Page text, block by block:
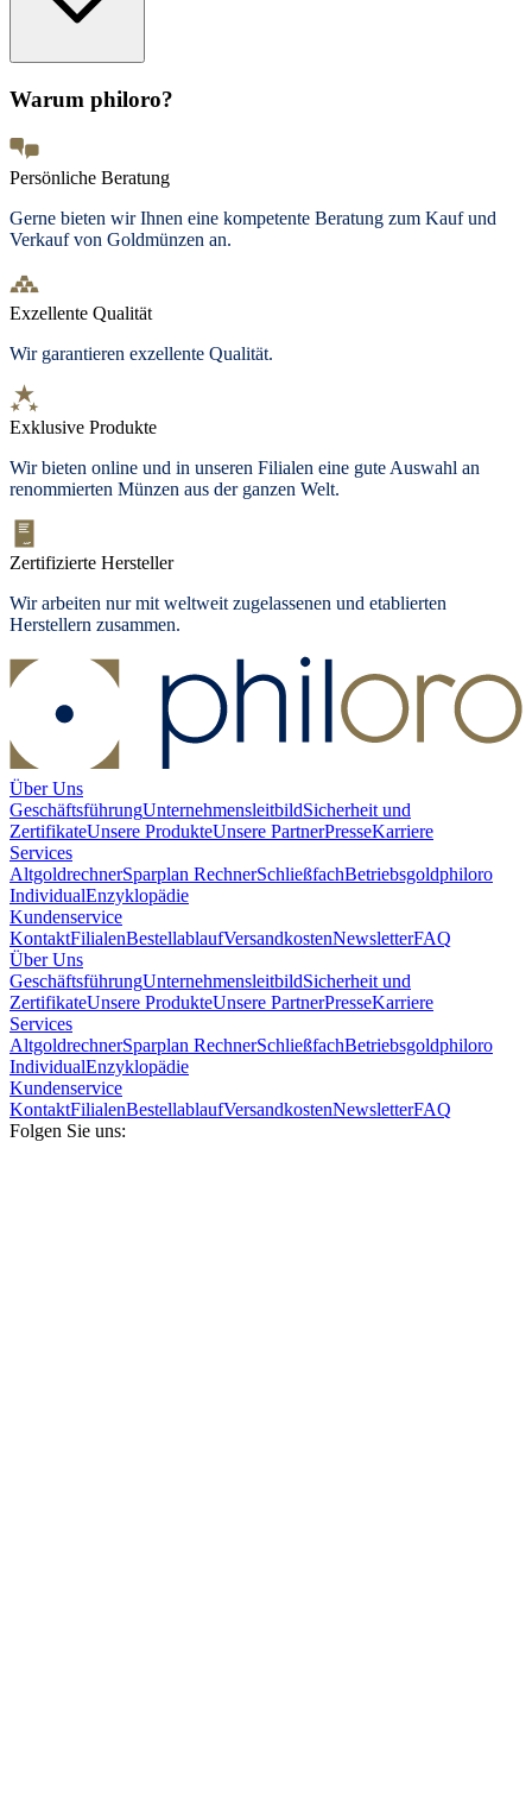
Warum philoro?
Persönliche Beratung
Gerne bieten wir Ihnen eine kompetente Beratung zum Kauf und
Verkauf von Goldmünzen an.
Exzellente Qualität
Wir garantieren exzellente Qualität.
Exklusive Produkte
Wir bieten online und in unseren Filialen eine gute Auswahl an
renommierten Münzen aus der ganzen Welt.
Zertifizierte Hersteller
Wir arbeiten nur mit weltweit zugelassenen und etablierten
Herstellern zusammen.
Über Uns
GeschäftsführungUnternehmensleitbildSicherheit und
ZertifikateUnsere ProdukteUnsere PartnerPresseKarriere
Services
AltgoldrechnerSparplan RechnerSchließfachBetriebsgoldphiloro
IndividualEnzyklopädie
Kundenservice
KontaktFilialenBestellablaufVersandkostenNewsletterFAQ
Über Uns
GeschäftsführungUnternehmensleitbildSicherheit und
ZertifikateUnsere ProdukteUnsere PartnerPresseKarriere
Services
AltgoldrechnerSparplan RechnerSchließfachBetriebsgoldphiloro
IndividualEnzyklopädie
Kundenservice
KontaktFilialenBestellablaufVersandkostenNewsletterFAQ
Folgen Sie uns: